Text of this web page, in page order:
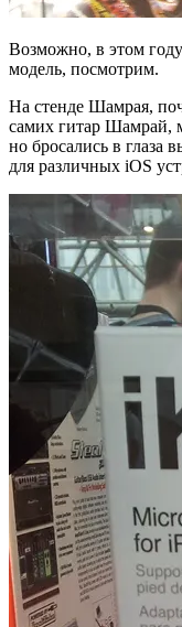
Возможно, в этом
модель, посмотрим.
На стенде Шамрая,
самих гитар Шамрай,
но бросались в глаза
для различных iOS